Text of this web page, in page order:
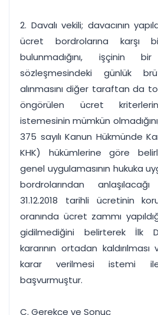
2. Davalı vekili; davacının
ücret bordrolarına karşı
bulunmadığını, işçinin
sözleşmesindeki günlük
alınmasını diğer taraftan da
öngörülen ücret
istemesinin mümkün
375 sayılı Kanun Hükmünde
KHK) hükümlerine göre
genel uygulamasının hukuka
bordrolarından
31.12.2018 tarihli ücretinin
oranında ücret zammı
gidilmediğini belirterek İlk
kararının ortadan
karar verilmesi istemi
başvurmuştur.
C. Gerekçe ve Sonuç